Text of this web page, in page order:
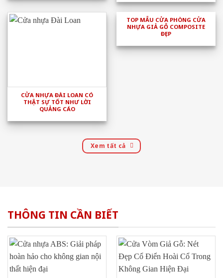
CỬA NHỰA ĐÀI LOAN CÓ
THẬT SỰ TỐT NHƯ LỜI
QUẢNG CÁO
TOP MẪU CỬA PHÒNG CỬA
NHỰA GIẢ GỖ COMPOSITE
ĐẸP
Xem tất cả
THÔNG TIN CẦN BIẾT